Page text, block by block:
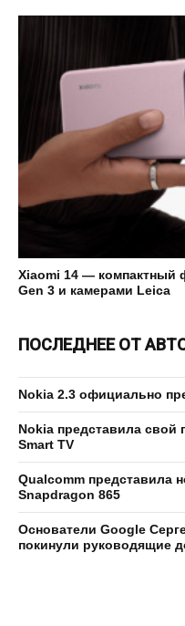
Xiaomi 14 — компактный
Gen 3 и камерами Leica
ПОСЛЕДНЕЕ ОТ
Nokia 2.3 официально
Nokia представила
Smart TV
Qualcomm представила
Snapdragon 865
Основатели Google
покинули руководящие